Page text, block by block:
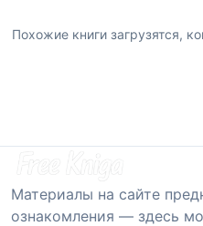
Похожие книги загрузятся,
Материалы на сайте
ознакомления — здесь